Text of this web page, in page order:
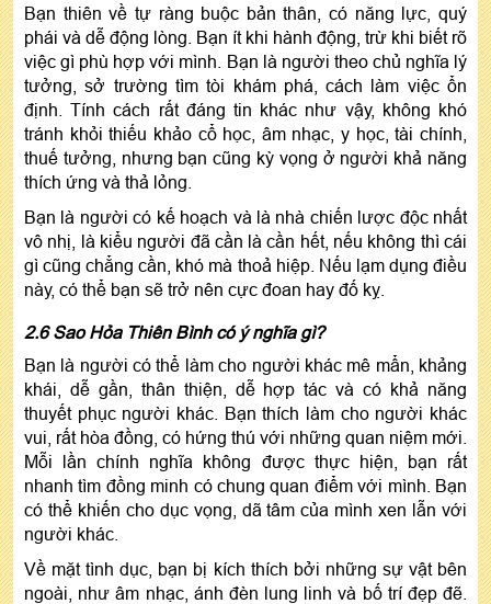
Bạn thiên về tự ràng buộc bản thân, có năng lực, quý
phái và dễ động lòng. Bạn ít khi hành động, trừ khi biết rõ
việc gì phù hợp với mình. Bạn là người theo chủ nghĩa lý
tưởng, sở trường tìm tòi khám phá, cách làm việc ổn
định. Tính cách rất đáng tin khác như vậy, không khó
tránh khỏi thiếu khảo cổ học, âm nhạc, y học, tài chính,
thuế tưởng, nhưng bạn cũng kỳ vọng ở người khả năng
thích ứng và thả lỏng.
Bạn là người có kế hoạch và là nhà chiến lược độc nhất
vô nhị, là kiểu người đã cần là cần hết, nếu không thì cái
gì cũng chẳng cần, khó mà thoả hiệp. Nếu lạm dụng điều
này, có thể bạn sẽ trở nên cực đoan hay đố kỵ.
2.6 Sao Hỏa Thiên Bình có ý nghĩa gì?
Bạn là người có thể làm cho người khác mê mẩn, khảng
khái, dễ gần, thân thiện, dễ hợp tác và có khả năng
thuyết phục người khác. Bạn thích làm cho người khác
vui, rất hòa đồng, có hứng thú với những quan niệm mới.
Mỗi lần chính nghĩa không được thực hiện, bạn rất
nhanh tìm đồng minh có chung quan điểm với mình. Bạn
có thể khiến cho dục vọng, dã tâm của mình xen lẫn với
người khác.
Về mặt tình dục, bạn bị kích thích bởi những sự vật bên
ngoài, như âm nhạc, ánh đèn lung linh và bố trí đẹp đẽ.